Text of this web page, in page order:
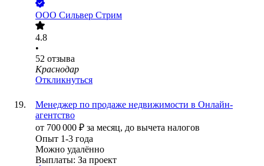
ООО Сильвер Стрим
4.8
•
52 отзыва
Краснодар
Откликнуться
Менеджер по продаже недвижимости в Онлайн-
агентство
от 700 000 ₽ за месяц, до вычета налогов
Опыт 1-3 года
Можно удалённо
Выплаты: За проект